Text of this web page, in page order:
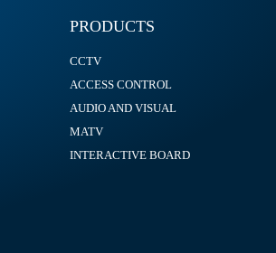
PRODUCTS
CCTV
ACCESS CONTROL
AUDIO AND VISUAL
MATV
INTERACTIVE BOARD